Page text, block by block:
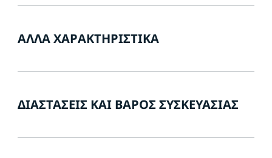
ΆΛΛΑ ΧΑΡΑΚΤΗΡΙΣΤΙΚΆ
ΔΙΑΣΤΆΣΕΙΣ ΚΑΙ ΒΆΡΟΣ ΣΥΣΚΕΥΑΣΊΑΣ